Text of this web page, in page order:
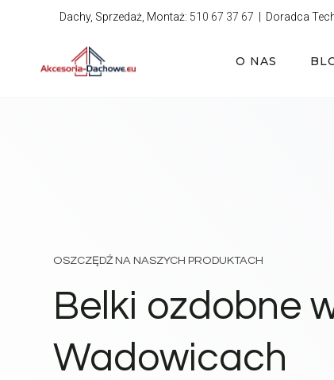
Dachy, Sprzedaż, Montaż: 510 67 37 67 | Doradca
O NAS
OSZCZĘDŹ NA NASZYCH PRODUKTACH
Belki ozdobne
Wadowicach